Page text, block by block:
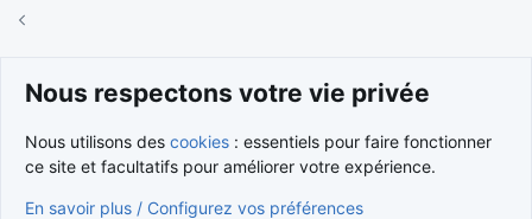
Cookies
Politique de confidentialité
Aide Accueil
R
S
S
Traduction française parXenForo FR|Media embeds via s9e/MediaSites
Nous respectons votre vie privée
Nous utilisons des cookies : essentiels pour faire fonctionner
ce site et facultatifs pour améliorer votre expérience.
En savoir plus / Configurez vos préférences